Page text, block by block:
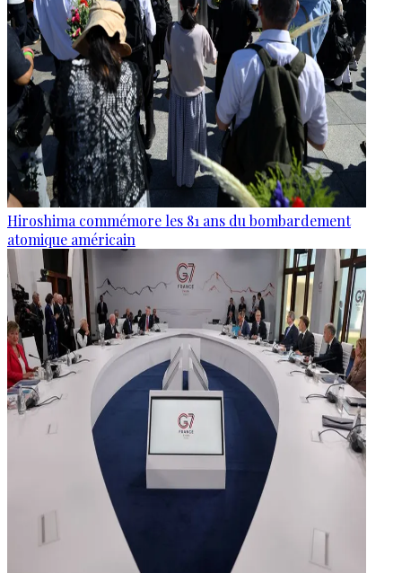
Hiroshima commémore les 81 ans du bombardement
atomique américain